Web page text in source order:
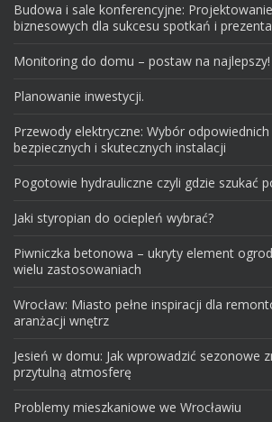
Budowa i sale konferencyjne:
biznesowych dla sukcesu spotkań i
Monitoring do domu – postaw na najlepszy!
Planowanie inwestycji.
Przewody elektryczne: Wybór odpowiednich
bezpiecznych i skutecznych instalacji
Pogotowie hydrauliczne czyli gdzie szukać
Jaki styropian do ociepleń wybrać?
Piwniczka betonowa – ukryty element
wielu zastosowaniach
Wrocław: Miasto pełne inspiracji dla
aranżacji wnętrz
Jesień w domu: Jak wprowadzić sezonowe
przytulną atmosferę
Problemy mieszkaniowe we Wrocławiu